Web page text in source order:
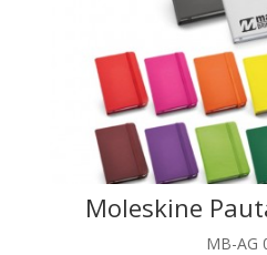
Moleskine
MB-AG